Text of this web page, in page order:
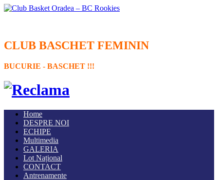
CLUB BASCHET FEMININ
BUCURIE - BASCHET !!!
Home
DESPRE NOI
ECHIPE
Multimedia
GALERIA
Lot Național
CONTACT
Antrenamente